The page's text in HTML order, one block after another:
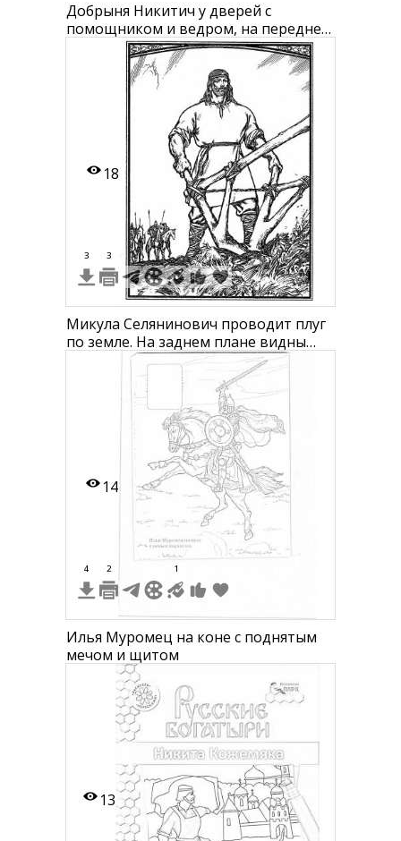
Добрыня Никитич у дверей с
помощником и ведром, на переднем
плане дрова
18
3 3
Микула Селянинович проводит плуг
по земле. На заднем плане видны
вооруженные всадники.
14
4 2 1
Илья Муромец на коне с поднятым
мечом и щитом
13